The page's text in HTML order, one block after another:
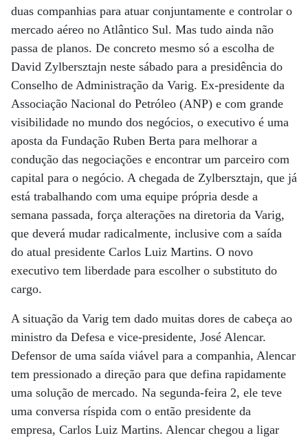
duas companhias para atuar conjuntamente e controlar o
mercado aéreo no Atlântico Sul. Mas tudo ainda não
passa de planos. De concreto mesmo só a escolha de
David Zylbersztajn neste sábado para a presidência do
Conselho de Administração da Varig. Ex-presidente da
Associação Nacional do Petróleo (ANP) e com grande
visibilidade no mundo dos negócios, o executivo é uma
aposta da Fundação Ruben Berta para melhorar a
condução das negociações e encontrar um parceiro com
capital para o negócio. A chegada de Zylbersztajn, que já
está trabalhando com uma equipe própria desde a
semana passada, força alterações na diretoria da Varig,
que deverá mudar radicalmente, inclusive com a saída
do atual presidente Carlos Luiz Martins. O novo
executivo tem liberdade para escolher o substituto do
cargo.
A situação da Varig tem dado muitas dores de cabeça ao
ministro da Defesa e vice-presidente, José Alencar.
Defensor de uma saída viável para a companhia, Alencar
tem pressionado a direção para que defina rapidamente
uma solução de mercado. Na segunda-feira 2, ele teve
uma conversa ríspida com o então presidente da
empresa, Carlos Luiz Martins. Alencar chegou a ligar